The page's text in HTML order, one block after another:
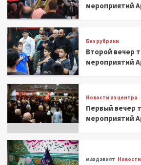
мероприятий
Без рубрики
Второй вечер
мероприятий
Новости из центра
Первый вечер
мероприятий
махдавият